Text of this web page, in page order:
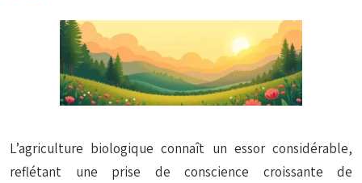
L’agriculture biologique connaît un essor considérable,
reflétant une prise de conscience croissante de